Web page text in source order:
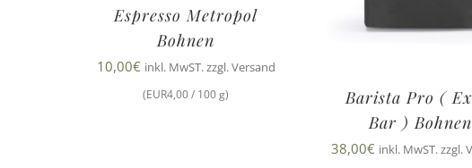
Espresso Metropol
Bohnen
10,00€ inkl. MwST. zzgl. Versand
(EUR4,00 / 100 g)
Barista Pro (
Bar ) Bohnen
38,00€ inkl. MwST. zzgl.